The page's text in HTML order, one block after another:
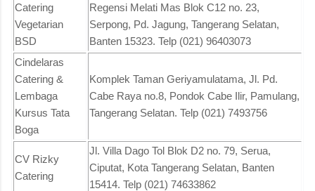
Catering
Vegetarian
BSD
Regensi Melati Mas Blok C12 no. 23,
Serpong, Pd. Jagung, Tangerang Selatan,
Banten 15323. Telp (021) 96403073
Cindelaras
Catering &
Lembaga
Kursus Tata
Boga
Komplek Taman Geriyamulatama, Jl. Pd.
Cabe Raya no.8, Pondok Cabe Ilir, Pamulang,
Tangerang Selatan. Telp (021) 7493756
CV Rizky
Catering
Jl. Villa Dago Tol Blok D2 no. 79, Serua,
Ciputat, Kota Tangerang Selatan, Banten
15414. Telp (021) 74633862